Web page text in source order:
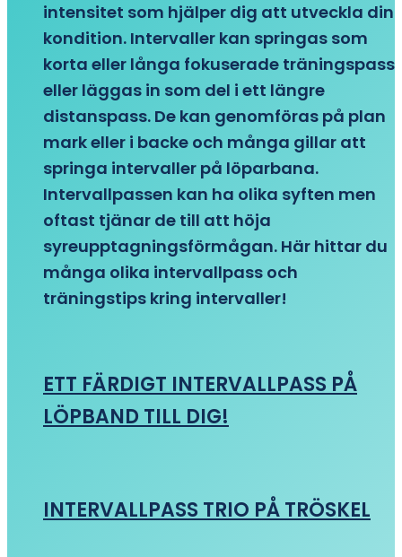
intensitet som hjälper dig att utveckla din
kondition. Intervaller kan springas som
korta eller långa fokuserade träningspass
eller läggas in som del i ett längre
distanspass. De kan genomföras på plan
mark eller i backe och många gillar att
springa intervaller på löparbana.
Intervallpassen kan ha olika syften men
oftast tjänar de till att höja
syreupptagningsförmågan. Här hittar du
många olika intervallpass och
träningstips kring intervaller!
ETT FÄRDIGT INTERVALLPASS PÅ
LÖPBAND TILL DIG!
INTERVALLPASS TRIO PÅ TRÖSKEL